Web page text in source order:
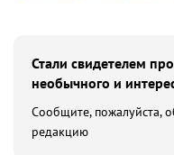
Стали свидетелем
необычного и
Сообщите, пожалуйста,
редакцию